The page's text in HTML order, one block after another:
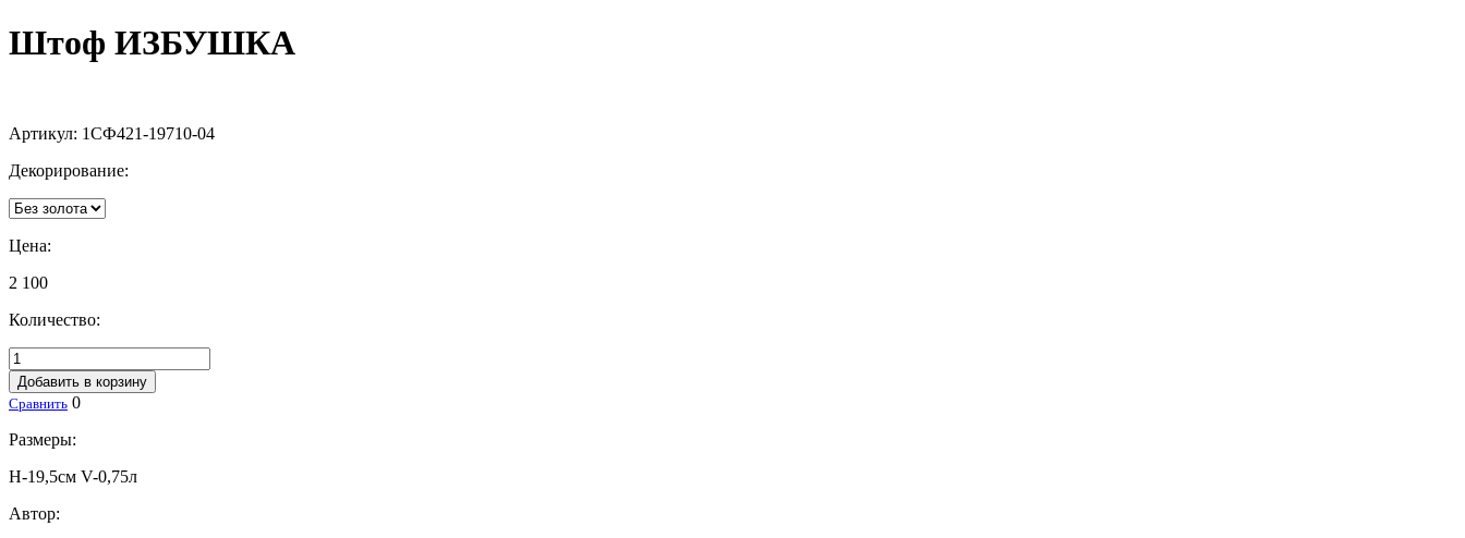
Штоф ИЗБУШКА
Артикул: 1СФ421-19710-04
Декорирование:
Цена:
2 100
Количество:
Добавить в корзину
Сравнить 0
Размеры:
H-19,5см V-0,75л
Автор: